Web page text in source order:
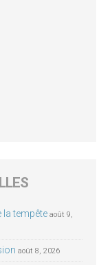
tempête août 9,
août 8, 2026